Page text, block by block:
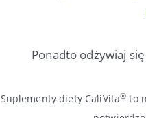
Ponadto odżywiaj
Suplementy diety CaliVita® to